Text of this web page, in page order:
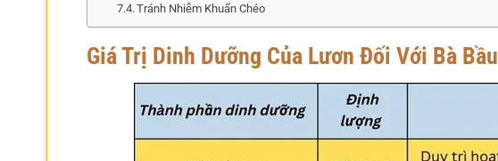
Tránh Nhiễm Khuẩn Chéo
Giá Trị Dinh Dưỡng Của Lươn Đối Với Bà Bầu